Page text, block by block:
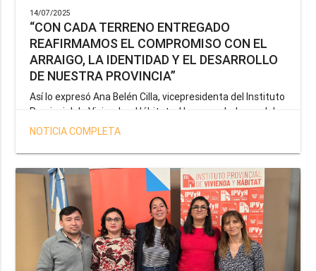
14/07/2025
“CON CADA TERRENO ENTREGADO
REAFIRMAMOS EL COMPROMISO CON EL
ARRAIGO, LA IDENTIDAD Y EL DESARROLLO
DE NUESTRA PROVINCIA”
Así lo expresó Ana Belén Cilla, vicepresidenta del Instituto
Provincial de Vivienda y Hábitat, al hacer un balance del
trabajo del organismo en el marco de la operatoria
salud y seguridad impulsada por el gobernador Gustavo
Melella.
NOTICIA COMPLETA